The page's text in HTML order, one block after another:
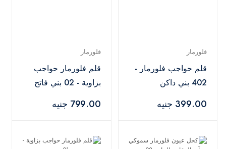
فلورمار
قلم حواجب فلورمار -
402 بني داكن
399.00 جنيه
فلورمار
قلم فلورمار حواجب
بزاوية - 02 بني فاتح
799.00 جنيه